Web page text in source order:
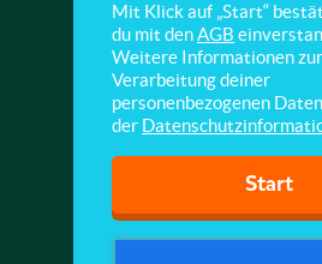
Mit Klick auf „Start“
du mit denAGB
Weitere Informationen zur
Verarbeitung deiner
personenbezogenen
der
Start